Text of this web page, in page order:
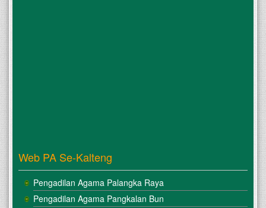
Web PA Se-Kalteng
Pengadilan Agama Palangka Raya
Pengadilan Agama Pangkalan Bun